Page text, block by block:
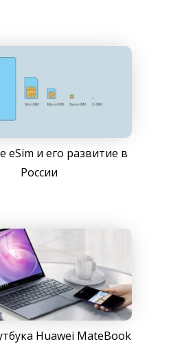
eSim и его развитие в
России
Huawei MateBook